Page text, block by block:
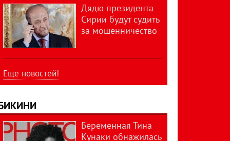
Дядю президента
Сирии будут судить
за мошенничество
Еще новостей!
Беременная Тина
Кунаки обнажилась